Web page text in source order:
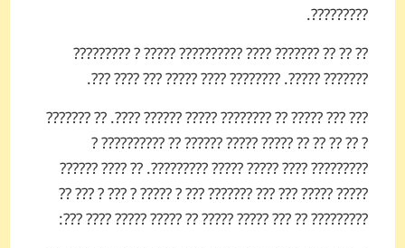
?????????.
?? ?? ?? ??????? ???? ?????????? ????? ? ?????????
??????? ?????. ???????? ???? ????? ??? ???? ???.
??? ??? ????? ?? ???????? ????? ?????? ????. ?? ???????
? ?? ?? ?? ?? ????? ????? ?????? ?? ?????????? ?
????????? ???? ????? ????? ?????????. ?? ???? ??????
????? ????? ??? ??? ??????? ??? ? ????? ? ??? ? ??? ??
????????? ?? ??? ????? ????? ?? ????? ????? ???? ???: